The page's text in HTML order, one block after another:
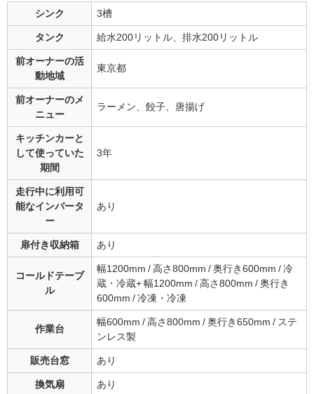
シンク 3槽
タンク 給水200リットル、排水200リットル
前オーナーの活
動地域
東京都
前オーナーのメ
ニュー
ラーメン、餃子、唐揚げ
キッチンカーと
して使っていた
期間
3年
走行中に利用可
能なインバータ
ー
あり
扉付き収納箱 あり
コールドテーブ
ル
幅1200mm / 高さ800mm / 奥行き600mm / 冷
蔵・冷蔵+ 幅1200mm / 高さ800mm / 奥行き
600mm / 冷凍・冷凍
作業台
幅600mm / 高さ800mm / 奥行き650mm / ステ
ンレス製
販売台窓 あり
換気扇 あり